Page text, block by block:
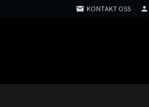
KONTAKT OSS